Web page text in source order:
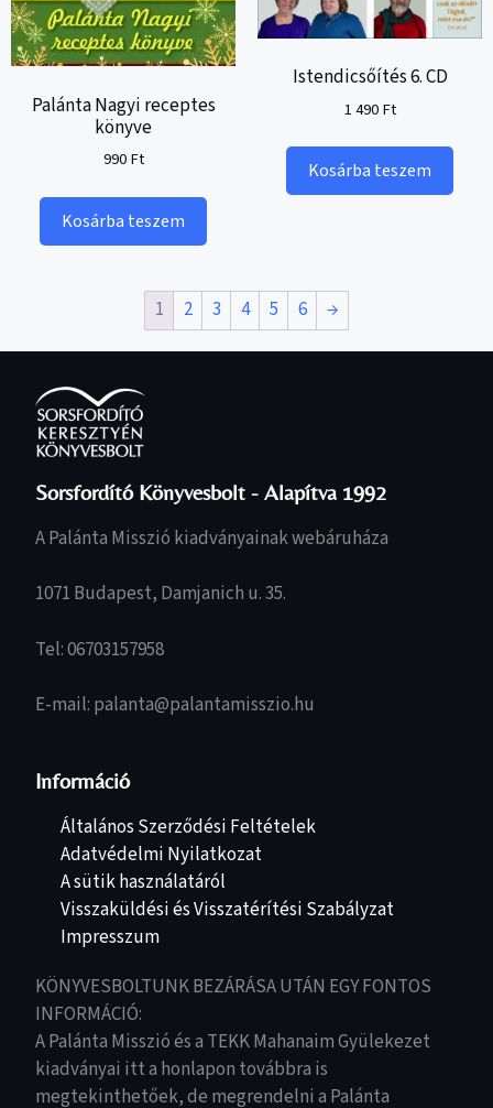
Palánta Nagyi receptes
könyve
990Ft
Kosárba teszem
Istendicsőítés 6. CD
1 490Ft
Kosárba teszem
1 2 3 4 5 6 →
Sorsfordító Könyvesbolt - Alapítva 1992
A Palánta Misszió kiadványainak webáruháza
1071 Budapest, Damjanich u. 35.
Tel: 06703157958
E-mail: palanta@palantamisszio.hu
Információ
Általános Szerződési Feltételek
Adatvédelmi Nyilatkozat
A sütik használatáról
Visszaküldési és Visszatérítési Szabályzat
Impresszum
KÖNYVESBOLTUNK BEZÁRÁSA UTÁN EGY FONTOS
INFORMÁCIÓ:
A Palánta Misszió és a TEKK Mahanaim Gyülekezet
kiadványai itt a honlapon továbbra is
megtekinthetőek, de megrendelni a Palánta